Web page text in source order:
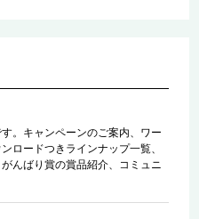
。キャンペーンのご案内、ワー
ロードつきラインナップ一覧、
んばり賞の賞品紹介、コミュニ